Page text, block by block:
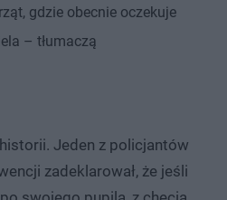
gdzie obecnie oczekuje
– tłumaczą
Jeden z policjantów
zadeklarował, że jeśli